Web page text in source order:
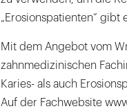
„Erosionspatienten“
Mit dem Angebot vom
zahnmedizinischen
Karies- als auch
Auf der Fachwebsite